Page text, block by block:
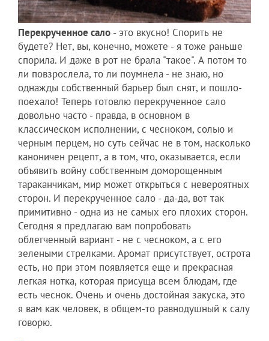
Перекрученное сало - это вкусно! Спорить не
будете? Нет, вы, конечно, можете - я тоже раньше
спорила. И даже в рот не брала "такое". А потом то
ли повзрослела, то ли поумнела - не знаю, но
однажды собственный барьер был снят, и пошло-
поехало! Теперь готовлю перекрученное сало
довольно часто - правда, в основном в
классическом исполнении, с чесноком, солью и
черным перцем, но суть сейчас не в том, насколько
каноничен рецепт, а в том, что, оказывается, если
объявить войну собственным доморощенным
тараканчикам, мир может открыться с невероятных
сторон. И перекрученное сало - да-да, вот так
примитивно - одна из не самых его плохих сторон.
Сегодня я предлагаю вам попробовать
облегченный вариант - не с чесноком, а с его
зелеными стрелками. Аромат присутствует, острота
есть, но при этом появляется еще и прекрасная
легкая нотка, которая присуща всем блюдам, где
есть чеснок. Очень и очень достойная закуска, это
я вам как человек, в общем-то равнодушный к салу
говорю.